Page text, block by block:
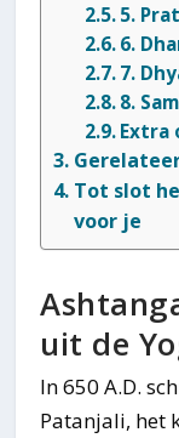
5.
6.
7.
8.
Extra
Tot slot
voor je
uit de
In 650 A.D.
Patanjali, het